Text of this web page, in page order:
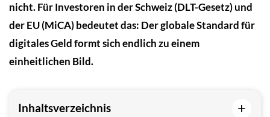
nicht. Für Investoren in der Schweiz (DLT-Gesetz) und
der EU (MiCA) bedeutet das: Der globale Standard für
digitales Geld formt sich endlich zu einem
einheitlichen Bild.
Inhaltsverzeichnis +